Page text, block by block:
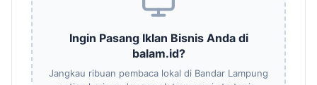
Ingin Pasang Iklan Bisnis Anda di
balam.id?
Jangkau ribuan pembaca lokal di Bandar Lampung